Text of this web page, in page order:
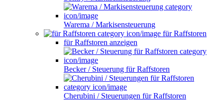
Warema / Markisensteuerung
für Raffstoren
für Raffstoren anzeigen
Becker / Steuerung für Raffstoren
Cherubini / Steuerungen für Raffstoren